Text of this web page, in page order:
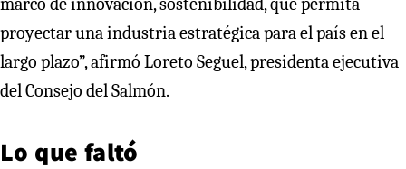
proyectar una industria estratégica para el país en el
largo plazo”, afirmó Loreto Seguel, presidenta ejecutiva
del Consejo del Salmón.
Lo que faltó